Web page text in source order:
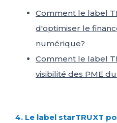
Comment le label
d'optimiser le
numérique?
Comment le label
visibilité des PME
4. Le label starTRUXT